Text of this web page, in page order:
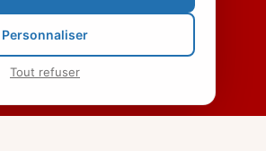
Tout refuser
Personnaliser